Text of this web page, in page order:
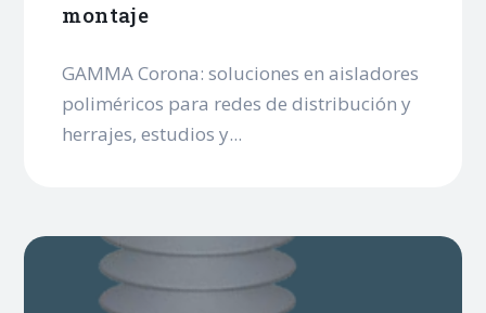
montaje
GAMMA Corona: soluciones en aisladores
poliméricos para redes de distribución y
herrajes, estudios y...